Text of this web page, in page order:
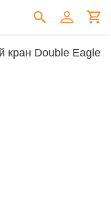
Double Eagle